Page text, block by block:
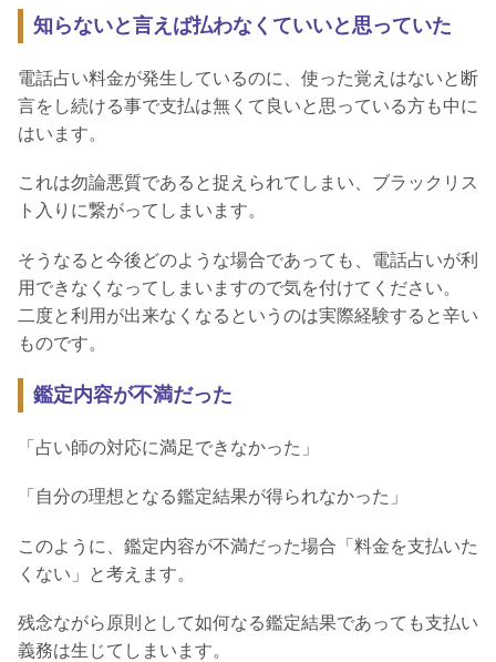
知らないと言えば払わなくていいと思っていた
電話占い料金が発生しているのに、使った覚えはないと断
言をし続ける事で支払は無くて良いと思っている方も中に
はいます。
これは勿論悪質であると捉えられてしまい、ブラックリス
ト入りに繋がってしまいます。
そうなると今後どのような場合であっても、電話占いが利
用できなくなってしまいますので気を付けてください。
二度と利用が出来なくなるというのは実際経験すると辛い
ものです。
鑑定内容が不満だった
「占い師の対応に満足できなかった」
「自分の理想となる鑑定結果が得られなかった」
このように、鑑定内容が不満だった場合「料金を支払いた
くない」と考えます。
残念ながら原則として如何なる鑑定結果であっても支払い
義務は生じてしまいます。